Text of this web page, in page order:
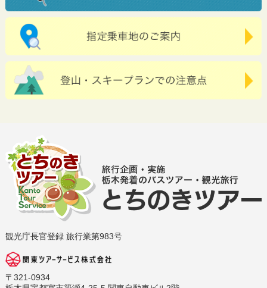
観光庁長官登録 旅行業第983号
〒321-0934